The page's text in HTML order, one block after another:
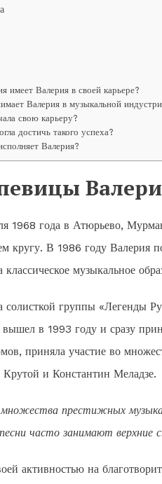
имеет Валерия в своей карьере?
Валерия в музыкальной
свою карьеру?
достичь такого успеха?
Валерия?
1968 года в Атюрьево,
кругу. В 1986 году Валерия
музыкальное
солисткой группы «Легенды
вышел в 1993 году и сразу
приняла участие во
и Константин Меладзе.
престижных
часто занимают
активностью на